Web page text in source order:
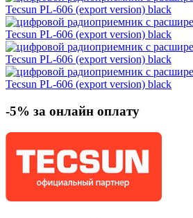
-5% за онлайн оплату